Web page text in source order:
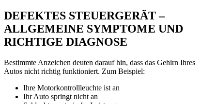
DEFEKTES STEUERGERÄT –
ALLGEMEINE SYMPTOME UND
RICHTIGE DIAGNOSE
Bestimmte Anzeichen deuten darauf hin, dass das Gehirn Ihres
Autos nicht richtig funktioniert. Zum Beispiel:
Ihre Motorkontrollleuchte ist an
Ihr Auto springt nicht an